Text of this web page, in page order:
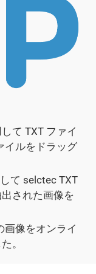
て TXT ファイ
イルをドラッグ
て selctec TXT
された画像を
画像をオンライ
。